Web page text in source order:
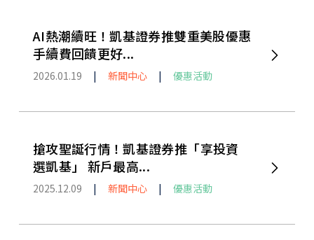
AI熱潮續旺！凱基證券推雙重美股優惠
手續費回饋更好...
2026.01.19 | 新聞中心 | 優惠活動
搶攻聖誕行情！凱基證券推「享投資
選凱基」 新戶最高...
2025.12.09 | 新聞中心 | 優惠活動